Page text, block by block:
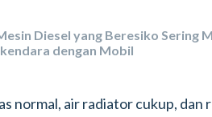
Diesel yang Beresiko Sering
dengan Mobil
normal, air radiator cukup, dan